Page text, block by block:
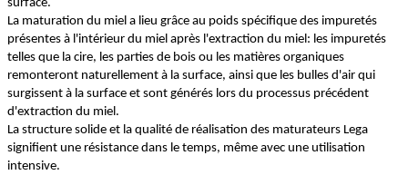
surface.
La maturation du miel a lieu grâce au poids spécifique des impuretés
présentes à l'intérieur du miel après l'extraction du miel: les impuretés
telles que la cire, les parties de bois ou les matières organiques
remonteront naturellement à la surface, ainsi que les bulles d'air qui
surgissent à la surface et sont générés lors du processus précédent
d'extraction du miel.
La structure solide et la qualité de réalisation des maturateurs Lega
signifient une résistance dans le temps, même avec une utilisation
intensive.